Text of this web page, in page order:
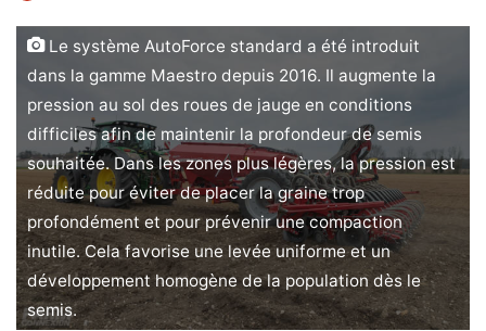
courriel
Le système AutoForce standard a été introduit
dans la gamme Maestro depuis 2016. Il augmente la
pression au sol des roues de jauge en conditions
difficiles afin de maintenir la profondeur de semis
souhaitée. Dans les zones plus légères, la pression est
réduite pour éviter de placer la graine trop
profondément et pour prévenir une compaction
inutile. Cela favorise une levée uniforme et un
développement homogène de la population dès le
semis.